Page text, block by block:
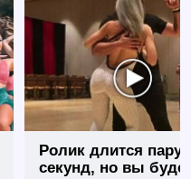
Ролик длится пару
секунд, но вы